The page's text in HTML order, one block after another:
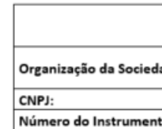
Unoesc